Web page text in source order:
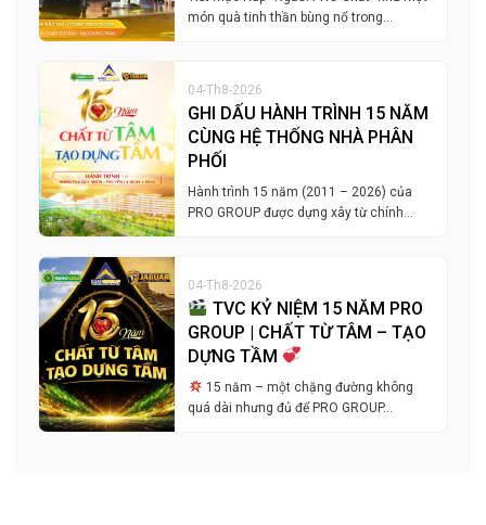
món quà tinh thần bùng nổ trong…
04-Th8-2026
GHI DẤU HÀNH TRÌNH 15 NĂM
CÙNG HỆ THỐNG NHÀ PHÂN
PHỐI
Hành trình 15 năm (2011 – 2026) của
PRO GROUP được dựng xây từ chính…
04-Th8-2026
TVC KỶ NIỆM 15 NĂM PRO
GROUP | CHẤT TỪ TÂM – TẠO
DỰNG TẦM
15 năm – một chặng đường không
quá dài nhưng đủ để PRO GROUP…